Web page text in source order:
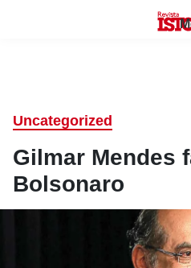
Uncategorized
Gilmar Mendes
Bolsonaro